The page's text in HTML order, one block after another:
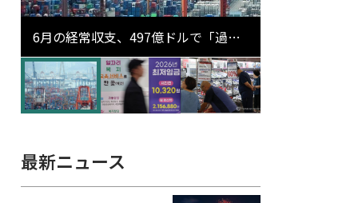
6月の経常収支、497億ドルで「過去
最大」…輸出が初の1000億ドル突破
最新ニュース